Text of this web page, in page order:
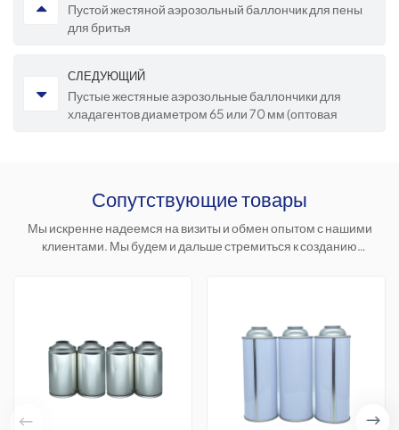
Пустой жестяной аэрозольный баллончик для пены
для бритья
СЛЕДУЮЩИЙ
Пустые жестяные аэрозольные баллончики для
хладагентов диаметром 65 или 70 мм (оптовая
Сопутствующие товары
Мы искренне надеемся на визиты и обмен опытом с нашими
клиентами. Мы будем и дальше стремиться к созданию